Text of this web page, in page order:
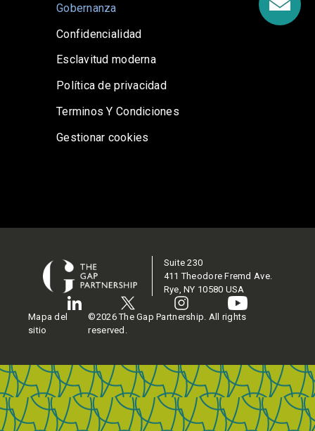
Gobernanza
Confidencialidad
Esclavitud moderna
Política de privacidad
Terminos Y Condiciones
Gestionar cookies
Suite 230
411 Theodore Fremd Ave.
Rye, NY 10580 USA
Mapa del
sitio
©2026 The Gap Partnership. All rights
reserved.